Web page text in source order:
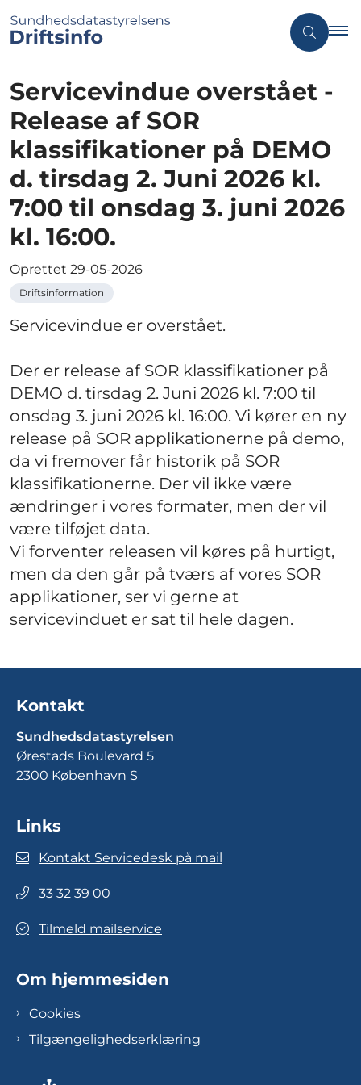
Servicevindue overstået -
Release af SOR
klassifikationer på DEMO
d. tirsdag 2. Juni 2026 kl.
7:00 til onsdag 3. juni 2026
kl. 16:00.
Oprettet 29-05-2026
Driftsinformation
Servicevindue er overstået.
Der er release af SOR klassifikationer på
DEMO d. tirsdag 2. Juni 2026 kl. 7:00 til
onsdag 3. juni 2026 kl. 16:00. Vi kører en ny
release på SOR applikationerne på demo,
da vi fremover får historik på SOR
klassifikationerne. Der vil ikke være
ændringer i vores formater, men der vil
være tilføjet data.
Vi forventer releasen vil køres på hurtigt,
men da den går på tværs af vores SOR
applikationer, ser vi gerne at
servicevinduet er sat til hele dagen.
Kontakt
Sundhedsdatastyrelsen
Ørestads Boulevard 5
2300 København S
Links
Kontakt Servicedesk på mail
33 32 39 00
Tilmeld mailservice
Om hjemmesiden
Cookies
Tilgængelighedserklæring